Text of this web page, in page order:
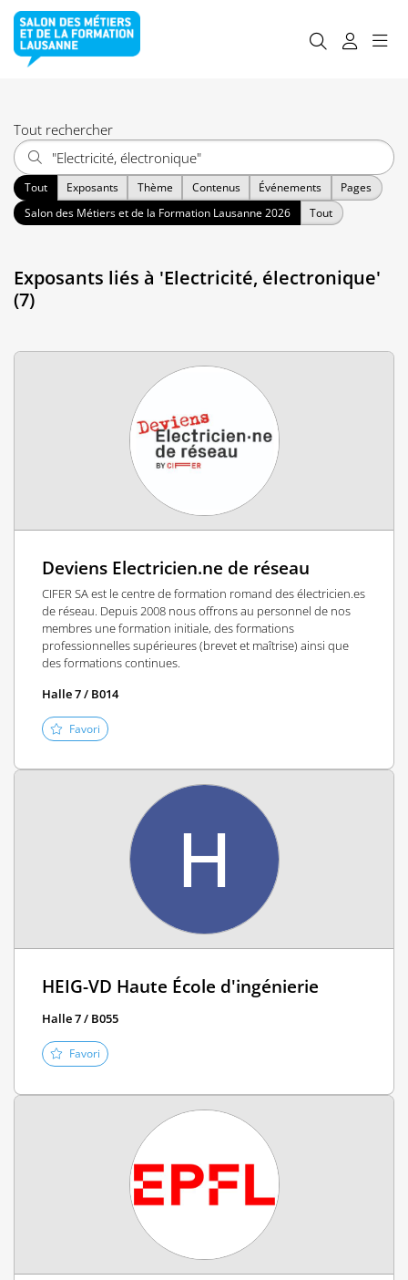
Tout rechercher
Tout Exposants Thème Contenus Événements
Pages
Salon des Métiers et de la Formation Lausanne 2026
Tout
Exposants liés à 'Electricité, électronique'
(7)
Deviens Electricien.ne de réseau
CIFER SA est le centre de formation romand des électricien.es
de réseau. Depuis 2008 nous offrons au personnel de nos
membres une formation initiale, des formations
professionnelles supérieures (brevet et maîtrise) ainsi que
des formations continues.
Halle 7 / B014
Favori
H
HEIG-VD Haute École d'ingénierie
Halle 7 / B055
Favori